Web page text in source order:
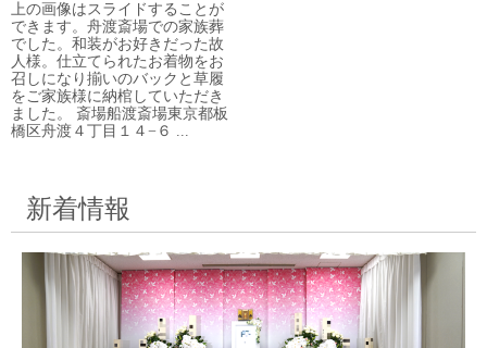
上の画像はスライドすることが
できます。舟渡斎場での家族葬
でした。和装がお好きだった故
人様。仕立てられたお着物をお
召しになり揃いのバックと草履
をご家族様に納棺していただき
ました。 斎場船渡斎場東京都板
橋区舟渡４丁目１４−６ ...
新着情報